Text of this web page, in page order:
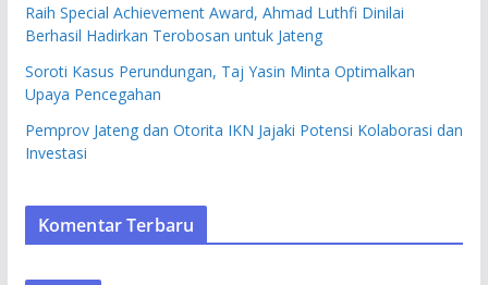
Raih Special Achievement Award, Ahmad Luthfi Dinilai
Berhasil Hadirkan Terobosan untuk Jateng
Soroti Kasus Perundungan, Taj Yasin Minta Optimalkan
Upaya Pencegahan
Pemprov Jateng dan Otorita IKN Jajaki Potensi Kolaborasi dan
Investasi
Komentar Terbaru